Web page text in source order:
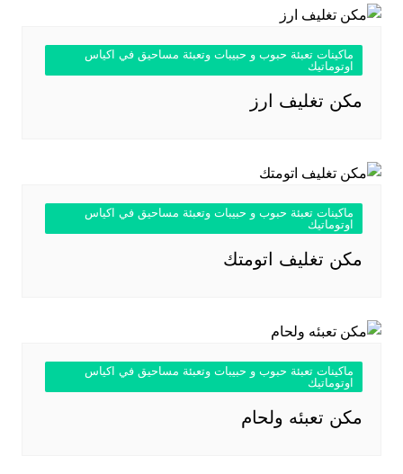
ماكينات تعبئة حبوب و حبيبات وتعبئة مساحيق في اكياس
اوتوماتيك
مكن تغليف ارز
ماكينات تعبئة حبوب و حبيبات وتعبئة مساحيق في اكياس
اوتوماتيك
مكن تغليف اتومتك
ماكينات تعبئة حبوب و حبيبات وتعبئة مساحيق في اكياس
اوتوماتيك
مكن تعبئه ولحام